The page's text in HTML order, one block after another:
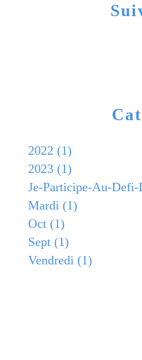
2022 (1)
2023 (1)
Je-Participe-Au-Defi-
Mardi (1)
Oct (1)
Sept (1)
Vendredi (1)